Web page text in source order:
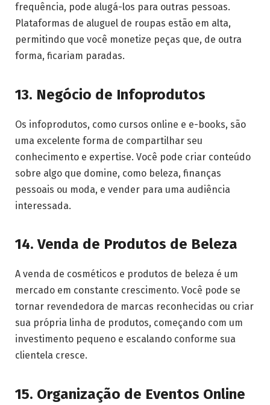
frequência, pode alugá-los para outras pessoas.
Plataformas de aluguel de roupas estão em alta,
permitindo que você monetize peças que, de outra
forma, ficariam paradas.
13. Negócio de Infoprodutos
Os infoprodutos, como cursos online e e-books, são
uma excelente forma de compartilhar seu
conhecimento e expertise. Você pode criar conteúdo
sobre algo que domine, como beleza, finanças
pessoais ou moda, e vender para uma audiência
interessada.
14. Venda de Produtos de Beleza
A venda de cosméticos e produtos de beleza é um
mercado em constante crescimento. Você pode se
tornar revendedora de marcas reconhecidas ou criar
sua própria linha de produtos, começando com um
investimento pequeno e escalando conforme sua
clientela cresce.
15. Organização de Eventos Online